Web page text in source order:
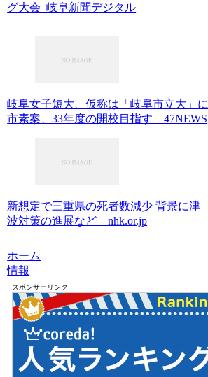
グ大会 岐阜新聞デジタル
岐阜女子短大、仮称は「岐阜市立大」に
市素案、33年度の開校目指す – 47NEWS
新想定で三重県の死者数減少 背景に津
波対策の進展など – nhk.or.jp
ホーム
情報
スポンサーリンク